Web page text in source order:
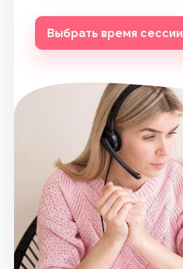
Выбрать время сессии